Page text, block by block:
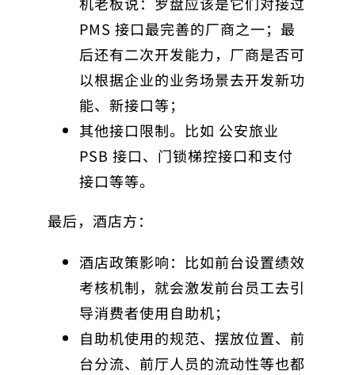
PMS 接口最完善的厂商之一；最
后还有二次开发能力，厂商是否可
以根据企业的业务场景去开发新功
能、新接口等；
其他接口限制。比如 公安旅业
PSB 接口、门锁梯控接口和支付
接口等等。
最后，酒店方：
酒店政策影响：比如前台设置绩效
考核机制，就会激发前台员工去引
导消费者使用自助机；
自助机使用的规范、摆放位置、前
台分流、前厅人员的流动性等也都